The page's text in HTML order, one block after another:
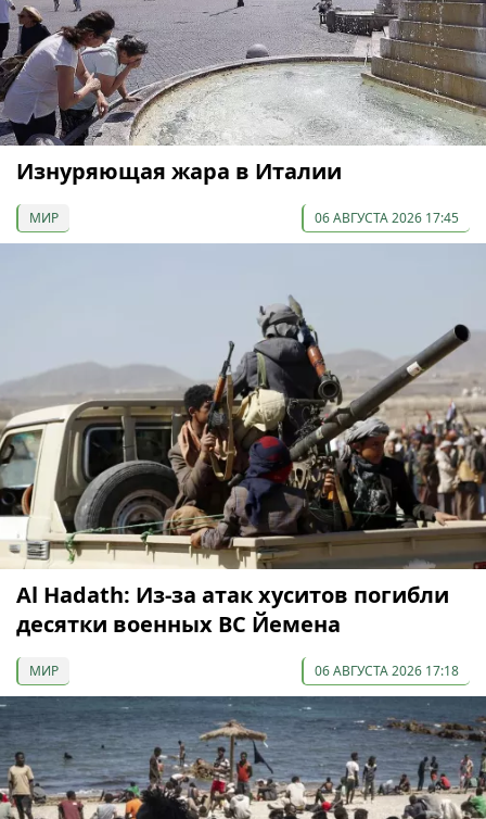
Изнуряющая жара в Италии
МИР 06 АВГУСТА 2026 17:45
Al Hadath: Из-за атак хуситов погибли
десятки военных ВС Йемена
МИР 06 АВГУСТА 2026 17:18